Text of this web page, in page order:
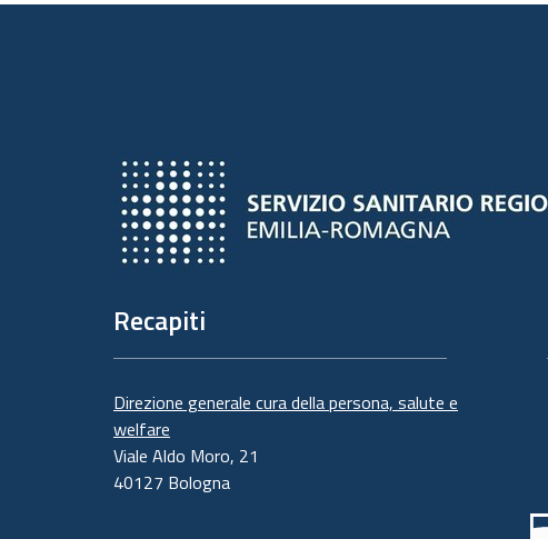
Recapiti
Direzione generale cura della persona, salute e
welfare
Viale Aldo Moro, 21
40127 Bologna